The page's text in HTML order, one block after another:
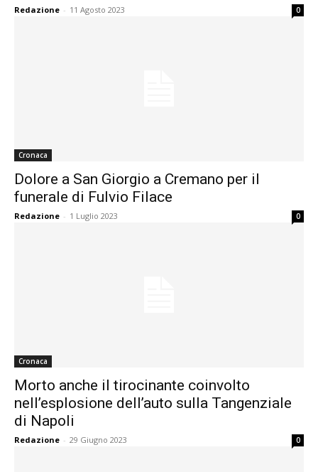
Redazione - 11 Agosto 2023 0
Cronaca
Dolore a San Giorgio a Cremano per il
funerale di Fulvio Filace
Redazione - 1 Luglio 2023 0
Cronaca
Morto anche il tirocinante coinvolto
nell’esplosione dell’auto sulla Tangenziale
di Napoli
Redazione - 29 Giugno 2023 0